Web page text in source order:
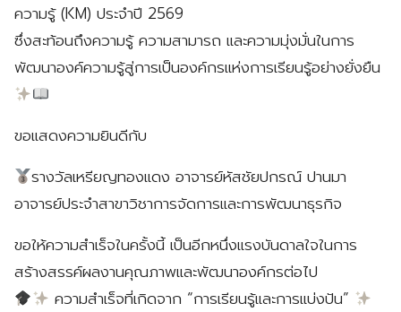
ความรู้ (KM) ประจำปี 2569
ซึ่งสะท้อนถึงความรู้ ความสามารถ และความมุ่งมั่นในการ
พัฒนาองค์ความรู้สู่การเป็นองค์กรแห่งการเรียนรู้อย่างยั่งยืน
ขอแสดงความยินดีกับ
รางวัลเหรียญทองแดง อาจารย์หัสชัยปกรณ์ ปานมา
อาจารย์ประจำสาขาวิชาการจัดการและการพัฒนาธุรกิจ
ขอให้ความสำเร็จในครั้งนี้ เป็นอีกหนึ่งแรงบันดาลใจในการ
สร้างสรรค์ผลงานคุณภาพและพัฒนาองค์กรต่อไป
ความสำเร็จที่เกิดจาก “การเรียนรู้และการแบ่งปัน”